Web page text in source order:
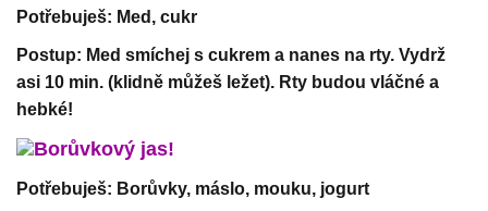
Potřebuješ: Med, cukr
Postup: Med smíchej s cukrem a nanes na rty. Vydrž
asi 10 min. (klidně můžeš ležet). Rty budou vláčné a
hebké!
Borůvkový jas!
Potřebuješ: Borůvky, máslo, mouku, jogurt